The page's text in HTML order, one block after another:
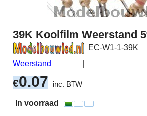
39K Koolfilm Weerstand
Weerstand
EC-W1-1-39K
€0.07 inc. BTW
In voorraad